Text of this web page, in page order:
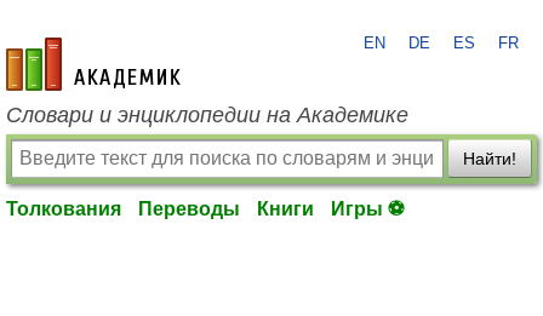
academic.ru
EN DE ES FR
Словари и энциклопедии на Академике
Найти!
Толкования Переводы Книги Игры ⚽